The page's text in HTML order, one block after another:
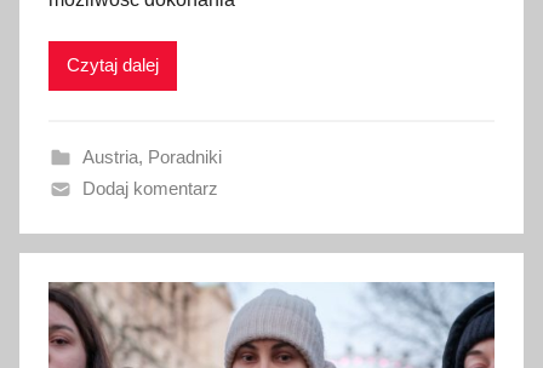
w
n
o
7
s
y
Czytaj dalej
Austria, Poradniki
Dodaj komentarz